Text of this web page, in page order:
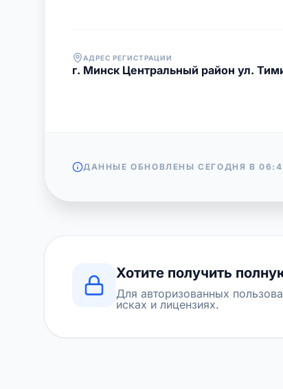
АДРЕС РЕГИСТРАЦИИ
г. Минск Центральный район ул.
ДАННЫЕ ОБНОВЛЕНЫ СЕГОДНЯ В
Хотите получить
Для авторизованных
исках и лицензиях.